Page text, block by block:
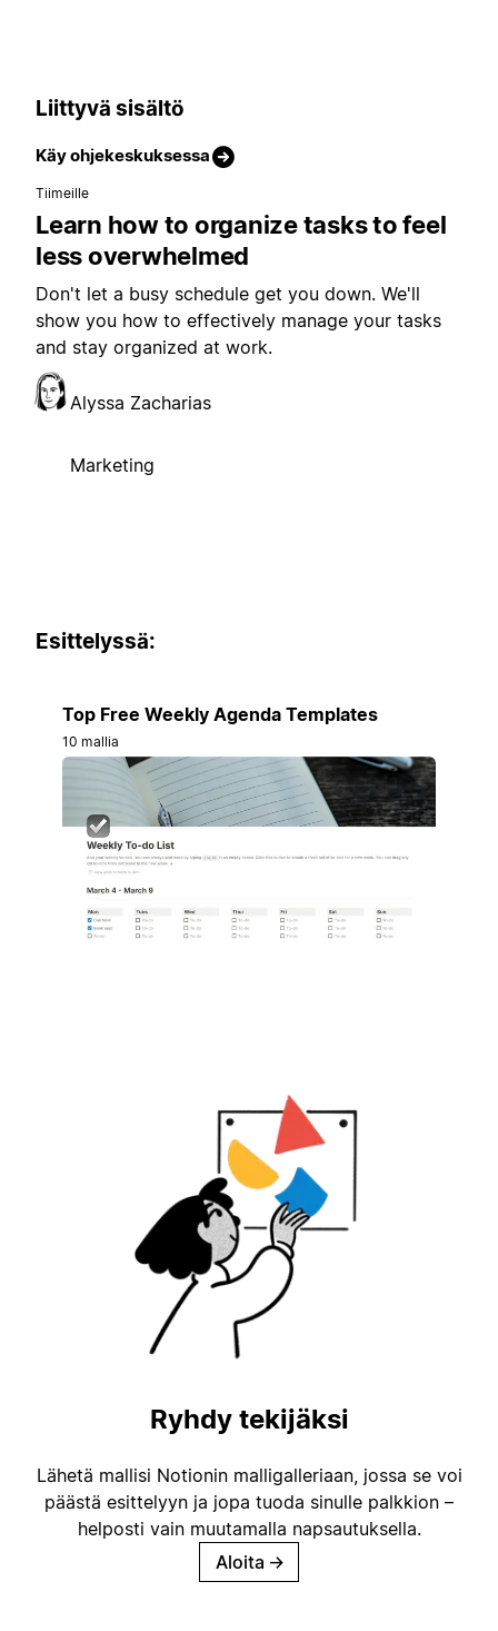
Liittyvä sisältö
Käy ohjekeskuksessa
Tiimeille
Learn how to organize tasks to feel
less overwhelmed
Don't let a busy schedule get you down. We'll
show you how to effectively manage your tasks
and stay organized at work.
Alyssa Zacharias
Marketing
Esittelyssä:
Top Free Weekly Agenda Templates
10 mallia
Ryhdy tekijäksi
Lähetä mallisi Notionin malligalleriaan, jossa se voi
päästä esittelyyn ja jopa tuoda sinulle palkkion –
helposti vain muutamalla napsautuksella.
Aloita →